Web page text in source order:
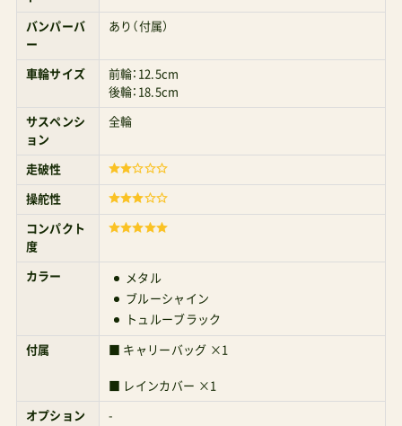
後輪：18.5cm
全輪
走破性
操舵性
コンパクト
カラー
ブルーシャイン
トュルーブラック
■ キャリーバッグ ×1
■ レインカバー ×1
-
トラベルシ